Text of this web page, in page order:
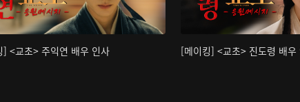
] <교초> 주익연 배우 인사 [메이킹] <교초> 진도령 배우